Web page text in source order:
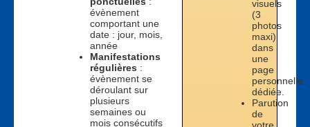
évènement
comportant une
date : jour, mois,
année
Manifestations
régulières :
évènement se
déroulant sur
plusieurs
semaines ou
mois consécutifs
visuels
(3
photos
maxi)
dans
une
page
personnelle
dédiée.
Parution
de
votre